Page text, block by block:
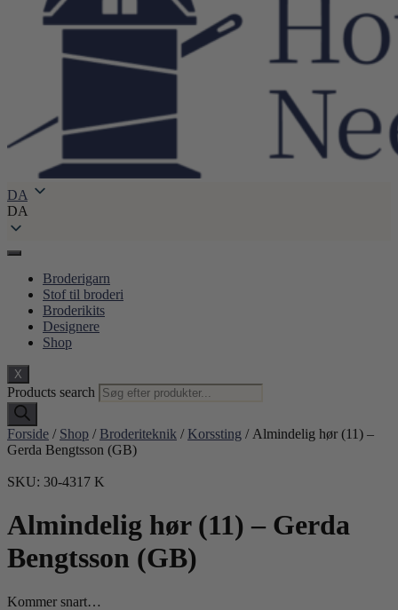
DA
DA
Broderigarn
Stof til broderi
Broderikits
Designere
Shop
X
Products search
Forside / Shop / Broderiteknik / Korssting / Almindelig hør (11) –
Gerda Bengtsson (GB)
SKU: 30-4317 K
Almindelig hør (11) – Gerda
Bengtsson (GB)
Kommer snart…